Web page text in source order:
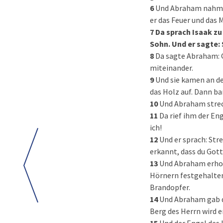
6Und Abraham
er das Feuer und das
7 Da sprach Isaak
Sohn. Und er
8 Da sagte Abraham:
miteinander.
9Und sie kamen an
das Holz auf. Dann
10Und Abraham
11 Da rief ihm der
ich!
12 Und er sprach:
erkannt, dass du
13 Und Abraham
Hörnern
Brandopfer.
14Und Abraham
Berg des Herrn wird